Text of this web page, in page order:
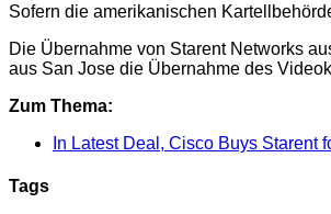
Sofern die amerikanischen
Die Übernahme von Starent Networks
aus San Jose die Übernahme des
Zum Thema:
In Latest Deal, Cisco Buys Starent
Tags